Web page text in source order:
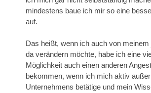
mindestens baue ich mir so eine
auf.
Das heißt, wenn ich auch von
da verändern möchte, habe ich eine
Möglichkeit auch einen anderen
bekommen, wenn ich mich aktiv
Unternehmens betätige und mein